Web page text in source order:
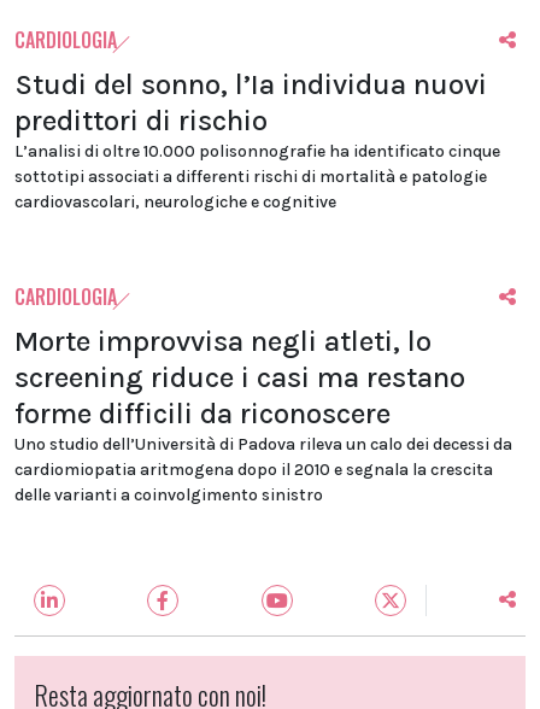
CARDIOLOGIA
Studi del sonno, l’Ia individua nuovi
predittori di rischio
L’analisi di oltre 10.000 polisonnografie ha identificato cinque
sottotipi associati a differenti rischi di mortalità e patologie
cardiovascolari, neurologiche e cognitive
CARDIOLOGIA
Morte improvvisa negli atleti, lo
screening riduce i casi ma restano
forme difficili da riconoscere
Uno studio dell’Università di Padova rileva un calo dei decessi da
cardiomiopatia aritmogena dopo il 2010 e segnala la crescita
delle varianti a coinvolgimento sinistro
Resta aggiornato con noi!